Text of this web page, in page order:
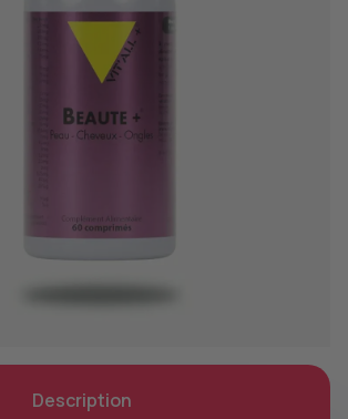
Description